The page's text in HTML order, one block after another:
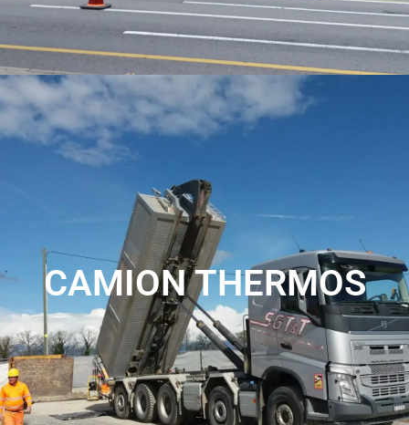
CAMION THERMOS
VOIR LES SERVICES